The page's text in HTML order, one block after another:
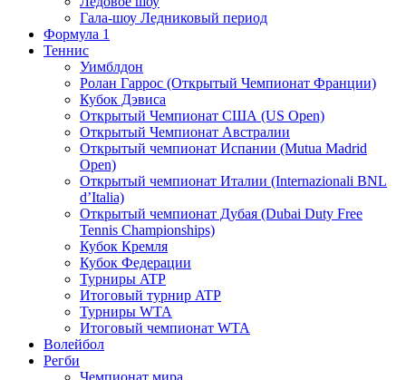
Гала-шоу Ледниковый период
Формула 1
Теннис
Уимблдон
Ролан Гаррос (Открытый Чемпионат Франции)
Кубок Дэвиса
Открытый Чемпионат США (US Open)
Открытый Чемпионат Австралии
Открытый чемпионат Испании (Mutua Madrid
Open)
Открытый чемпионат Италии (Internazionali BNL
d’Italia)
Открытый чемпионат Дубая (Dubai Duty Free
Tennis Championships)
Кубок Кремля
Кубок Федерации
Турниры ATP
Итоговый турнир ATP
Турниры WTA
Итоговый чемпионат WTA
Волейбол
Регби
Чемпионат мира